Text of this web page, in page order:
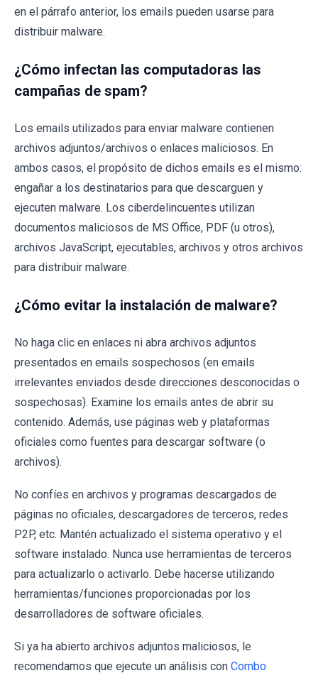
en el párrafo anterior, los emails pueden usarse para
distribuir malware.
¿Cómo infectan las computadoras las
campañas de spam?
Los emails utilizados para enviar malware contienen
archivos adjuntos/archivos o enlaces maliciosos. En
ambos casos, el propósito de dichos emails es el mismo:
engañar a los destinatarios para que descarguen y
ejecuten malware. Los ciberdelincuentes utilizan
documentos maliciosos de MS Office, PDF (u otros),
archivos JavaScript, ejecutables, archivos y otros archivos
para distribuir malware.
¿Cómo evitar la instalación de malware?
No haga clic en enlaces ni abra archivos adjuntos
presentados en emails sospechosos (en emails
irrelevantes enviados desde direcciones desconocidas o
sospechosas). Examine los emails antes de abrir su
contenido. Además, use páginas web y plataformas
oficiales como fuentes para descargar software (o
archivos).
No confíes en archivos y programas descargados de
páginas no oficiales, descargadores de terceros, redes
P2P, etc. Mantén actualizado el sistema operativo y el
software instalado. Nunca use herramientas de terceros
para actualizarlo o activarlo. Debe hacerse utilizando
herramientas/funciones proporcionadas por los
desarrolladores de software oficiales.
Si ya ha abierto archivos adjuntos maliciosos, le
recomendamos que ejecute un análisis con Combo